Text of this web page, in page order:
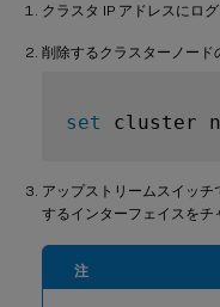
クラスタ IP アドレスにログ
削除するクラスターノード
set cluster
アップストリームスイッ
するインターフェイスをチ
注